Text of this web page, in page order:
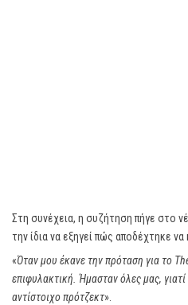
Στη συνέχεια, η συζήτηση πήγε στο
την ίδια να εξηγεί πώς αποδέχτηκε
«Όταν μου έκανε την πρόταση για το
επιφυλακτική. Ήμασταν όλες μας,
αντίστοιχο πρότζεκτ».